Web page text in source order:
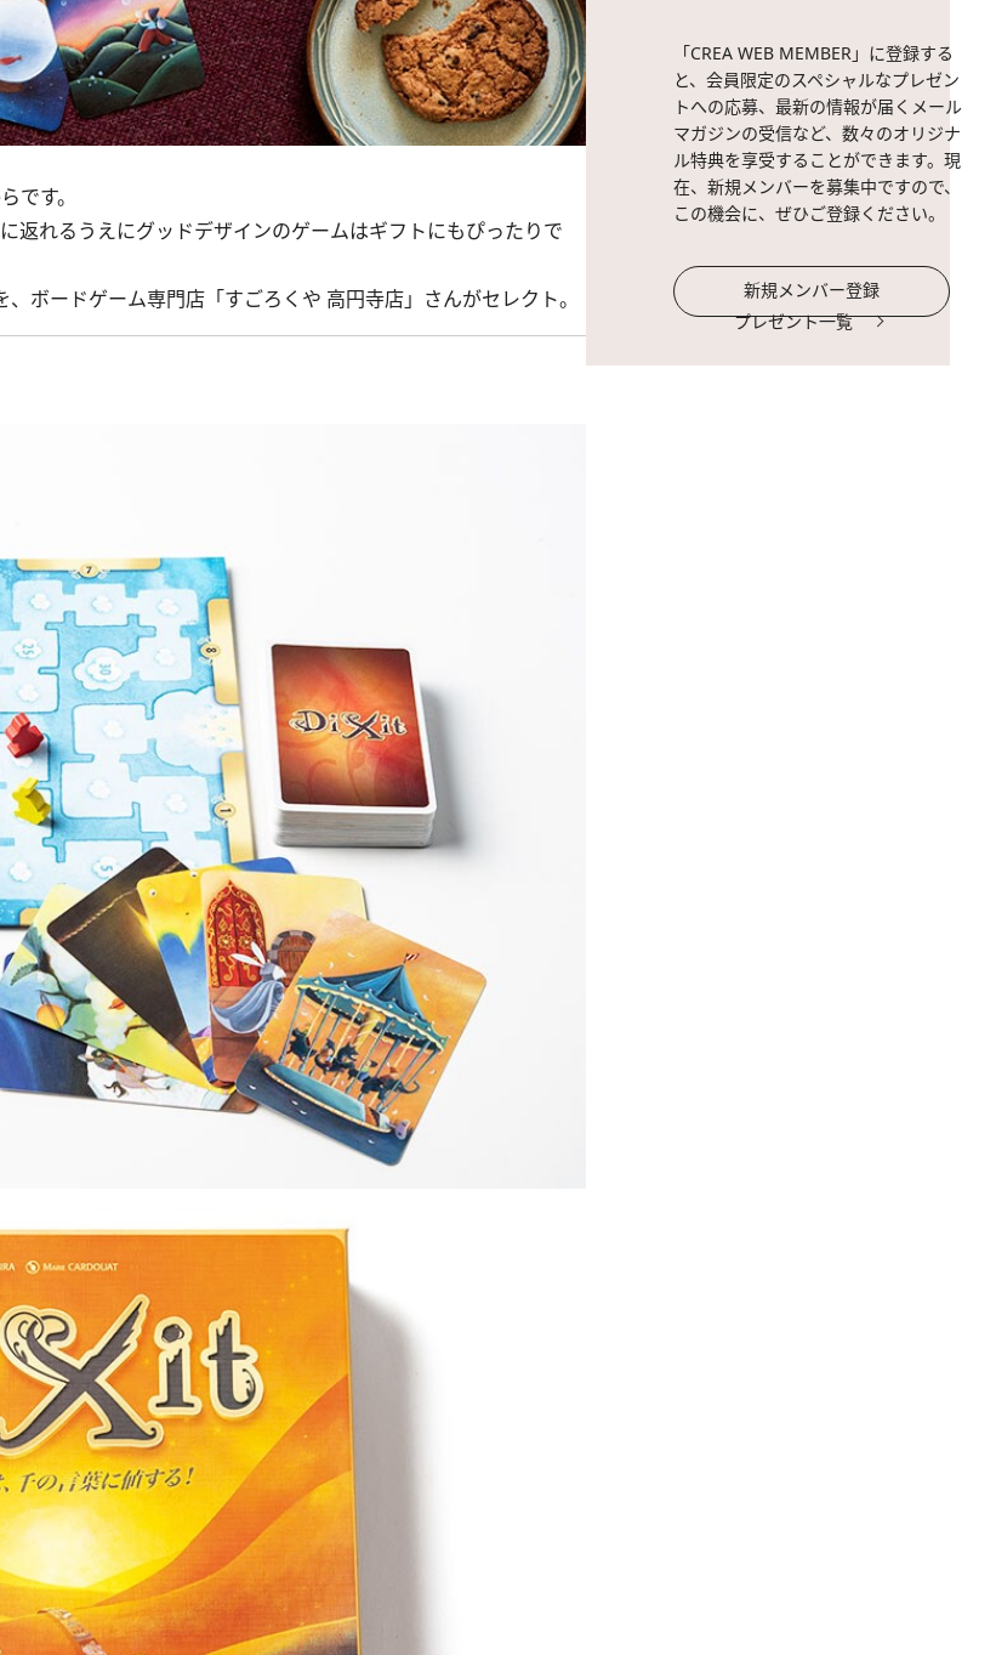
す。
れるうえにグッドデザインのゲームはギフトにもぴったりで
ボードゲーム専門店「すごろくや 高円寺店」さんがセレクト。
「CREA WEB MEMBER」に登録する
と、会員限定のスペシャルなプレゼン
トへの応募、最新の情報が届くメール
マガジンの受信など、数々のオリジナ
ル特典を享受することができます。現
在、新規メンバーを募集中ですので、
この機会に、ぜひご登録ください。
新規メンバー登録
プレゼント一覧